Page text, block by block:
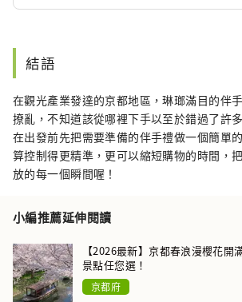
結語
在觀光產業發達的京都地區，琳瑯滿目的伴
撩亂，不知道該從哪裡下手以至於錯過了許
在出發前先把需要準備的伴手禮做一個簡單
算控制得更精準，更可以縮短購物的時間，
放的每一個瞬間喔！
小編推薦延伸閱讀
【2026最新】京都春浪漫櫻花開
景點任您選！
京都府